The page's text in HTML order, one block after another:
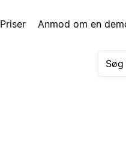
Priser Anmod om en